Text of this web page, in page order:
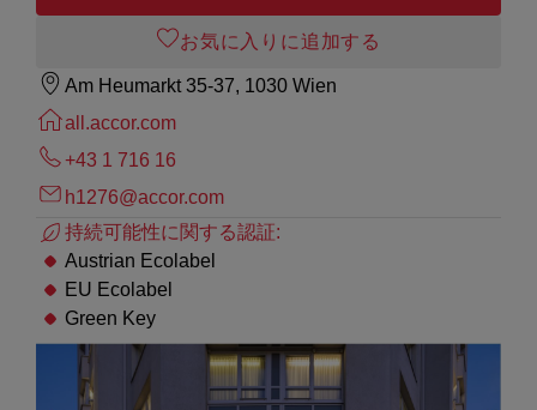
お気に入りに追加する
Am Heumarkt 35-37, 1030 Wien
all.accor.com
+43 1 716 16
h1276@accor.com
持続可能性に関する認証:
Austrian Ecolabel
EU Ecolabel
Green Key